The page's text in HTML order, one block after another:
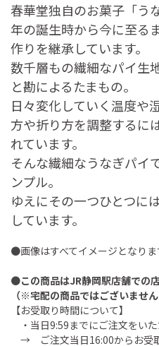
春華堂独自のお菓子「う
年の誕生時から今に至る
作りを継承しています。
数千層もの繊細なパイ生
と勘によるたまもの。
日々変化していく温度や
方や折り方を調整するに
れています。
そんな繊細なうなぎパイ
ンプル。
ゆえにその一つひとつに
しています。
●画像はすべてイメージとなりま
●この商品はJR静岡駅店舗での
（※宅配の商品ではございませ
【お受取り時間について】
・当日9:59までにご注文をい
→ ご注文当日16:00からお受取